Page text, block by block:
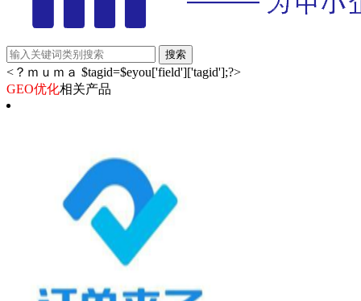
<？ｍｕｍａ $tagid=$eyou['field']['tagid'];?>
GEO优化相关产品